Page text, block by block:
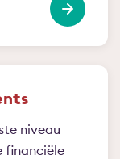
niveau
financiële